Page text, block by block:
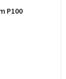
P100